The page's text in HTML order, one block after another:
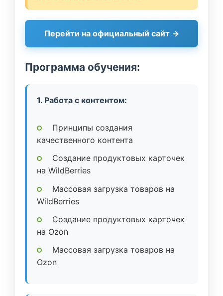
Перейти на официальный сайт →
Программа обучения:
1. Работа с контентом:
Принципы создания
качественного контента
Создание продуктовых карточек
на WildBerries
Массовая загрузка товаров на
WildBerries
Создание продуктовых карточек
на Ozon
Массовая загрузка товаров на
Ozon